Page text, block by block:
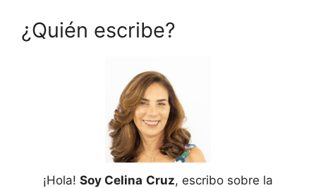
¿Quién escribe?
¡Hola! Soy Celina Cruz, escribo sobre la